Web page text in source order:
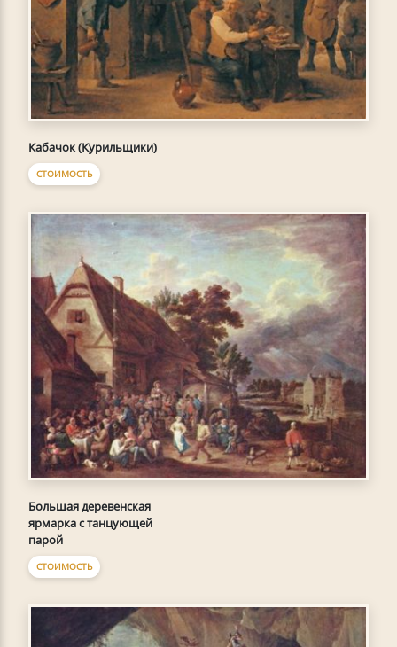
Кабачок (Курильщики)
СТОИМОСТЬ
Большая деревенская
ярмарка с танцующей
парой
СТОИМОСТЬ